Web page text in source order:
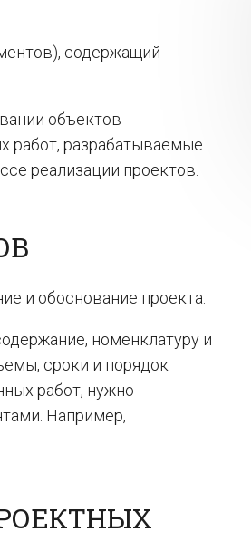
содержащий
объектов
работ, разрабатываемые
реализации проектов.
и обоснование проекта.
номенклатуру и
сроки и порядок
работ, нужно
Например,